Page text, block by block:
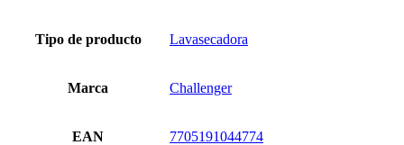
Tipo de producto Lavasecadora
Marca Challenger
EAN 7705191044774